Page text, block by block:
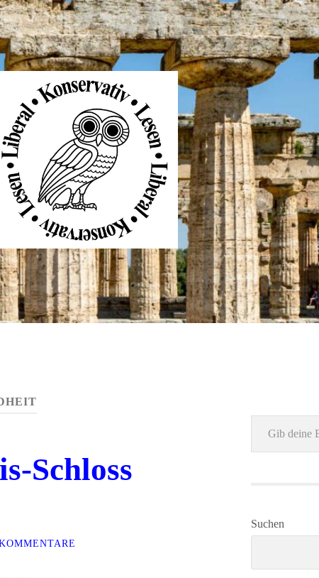
Liberal
Konservativ
Lesen
Schloss
Gib deine E-Mail-Adresse ein ...
Suchen